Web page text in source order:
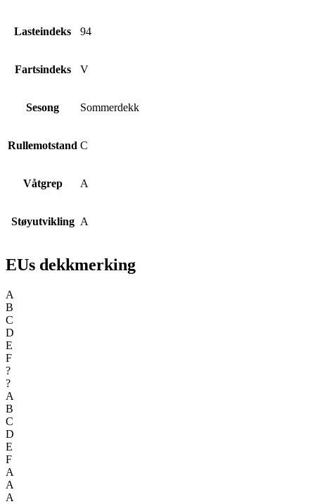
Lasteindeks 94
Fartsindeks V
Sesong Sommerdekk
Rullemotstand C
Våtgrep A
Støyutvikling A
EUs dekkmerking
A
B
C
D
E
F
?
?
A
B
C
D
E
F
A
A
A